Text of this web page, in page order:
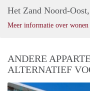
Het Zand Noord-
Meer informatie over
ANDERE
ALTERNATIEF